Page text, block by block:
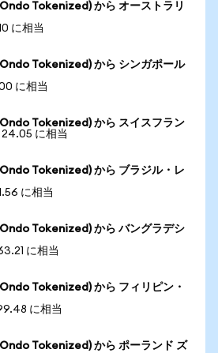
Tokenized) から オーストラリ
に相当
Tokenized) から シンガポール
に相当
Tokenized) から スイスフラン
24.05 に相当
Tokenized) から ブラジル・レ
に相当
Tokenized) から バングラデシ
に相当
Tokenized) から フィリピン・
に相当
Tokenized) から ポーランド ズ